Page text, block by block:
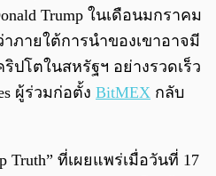
Trump ในเดือนมกราคม
ภายใต้การนำของเขาอาจมี
ปโตในสหรัฐฯ อย่างรวดเร็ว
ผู้ร่วมก่อตั้ง BitMEX กลับ
Truth” ที่เผยแพร่เมื่อวันที่ 17